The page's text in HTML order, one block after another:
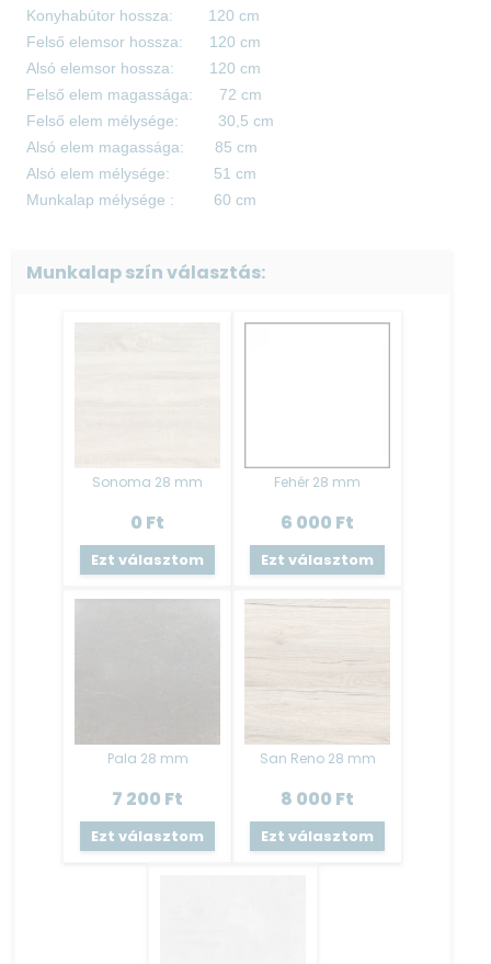
Konyhabútor hossza: 120 cm
Felső elemsor hossza: 120 cm
Alsó elemsor hossza: 120 cm
Felső elem magassága: 72 cm
Felső elem mélysége: 30,5 cm
Alsó elem magassága: 85 cm
Alsó elem mélysége: 51 cm
Munkalap mélysége : 60 cm
80-es mosogatós 85 cm × 80 cm × 51 cm
80-as felső 72 cm x 80 cm x 30,5 cm
Antracit váz - Antracit alsó ; Fehér felső front
Munkalap:
szállítva 120 cm
Munkalap:
Munkalap szín választás:
Sonoma 28 mm
0 Ft
Ezt választom
Fehér 28 mm
6 000 Ft
Ezt választom
Pala 28 mm
7 200 Ft
Ezt választom
San Reno 28 mm
8 000 Ft
Ezt választom